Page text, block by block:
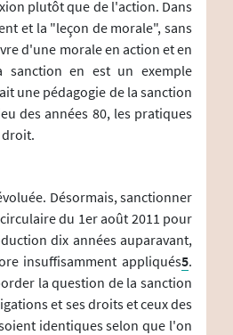
plutôt que de l'action. Dans
et la "leçon de morale", sans
d'une morale en action et en
sanction en est un exemple
une pédagogie de la sanction
des années 80, les pratiques
Désormais, sanctionner
du 1er août 2011 pour
dix années auparavant,
insuffisamment appliqués5.
la question de la sanction
et ses droits et ceux des
identiques selon que l'on